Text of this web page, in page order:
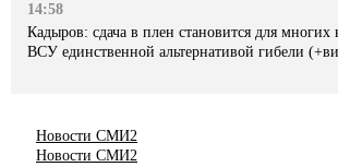
14:58
Кадыров: сдача в плен становится для
ВСУ единственной альтернативой гибели
Новости СМИ2
Новости СМИ2